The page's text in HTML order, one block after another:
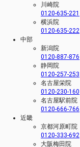
川崎院
0120-635-221
横浜院
0120-635-222
中部
新潟院
0120-887-876
静岡院
0120-257-253
名古屋栄院
0120-230-160
名古屋駅前院
0120-666-766
近畿
京都河原町院
0120-333-692
大阪梅田院